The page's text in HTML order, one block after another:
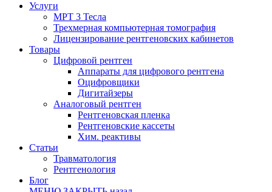
Услуги
МРТ 3 Тесла
Трехмерная компьютерная томография
Лицензирование рентгеновских кабинетов
Товары
Цифровой рентген
Аппараты для цифрового рентгена
Оцифровщики
Дигитайзеры
Аналоговый рентген
Рентгеновская пленка
Рентгеновские кассеты
Хим. реактивы
Статьи
Травматология
Рентгенология
Блог